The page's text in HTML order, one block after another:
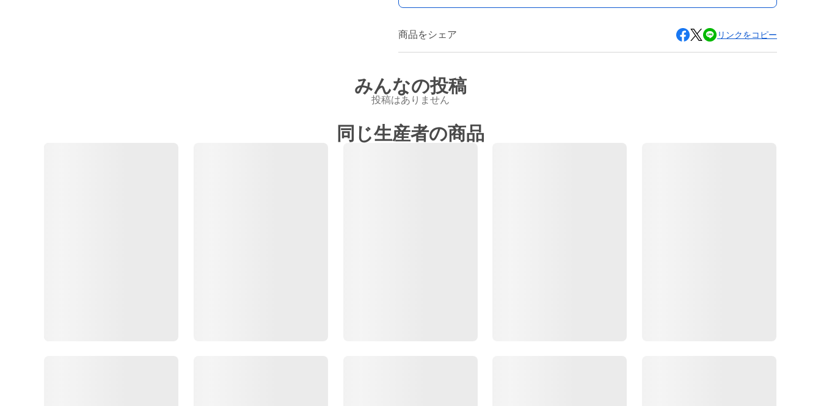
商品をシェア リンクをコピー
みんなの投稿
投稿はありません
同じ生産者の商品